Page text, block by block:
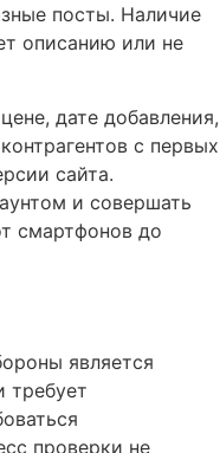
посты. Наличие
описанию или не
дате добавления,
с первых
сайта.
и совершать
смартфонов до
является
требует
проверки не